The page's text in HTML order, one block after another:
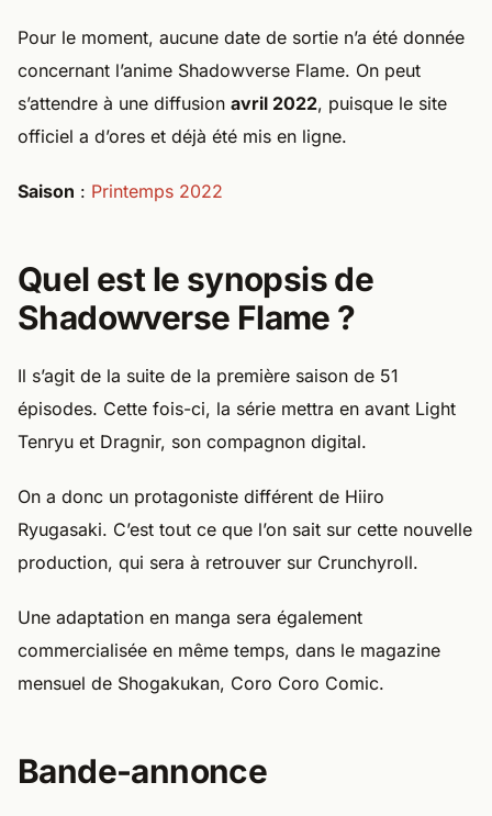
Pour le moment, aucune date de sortie n’a été donnée
concernant l’anime Shadowverse Flame. On peut
s’attendre à une diffusion avril 2022, puisque le site
officiel a d’ores et déjà été mis en ligne.
Saison : Printemps 2022
Quel est le synopsis de
Shadowverse Flame ?
Il s’agit de la suite de la première saison de 51
épisodes. Cette fois-ci, la série mettra en avant Light
Tenryu et Dragnir, son compagnon digital.
On a donc un protagoniste différent de Hiiro
Ryugasaki. C’est tout ce que l’on sait sur cette nouvelle
production, qui sera à retrouver sur Crunchyroll.
Une adaptation en manga sera également
commercialisée en même temps, dans le magazine
mensuel de Shogakukan, Coro Coro Comic.
Bande-annonce